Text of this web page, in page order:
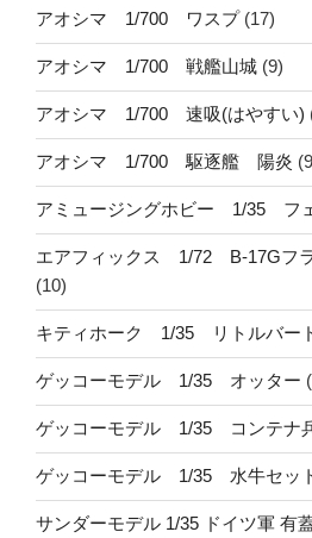
アオシマ 1/700 ワスプ(17)
アオシマ 1/700 戦艦山城 (9)
アオシマ 1/700 速吸(はやすい)
アオシマ 1/700 駆逐艦 陽炎
アミュージングホビー 1/35 フ
エアフィックス 1/72 B-17Gフ
(10)
キティホーク 1/35 リトルバー
ゲッコーモデル 1/35 オッター
ゲッコーモデル 1/35 コンテナ
ゲッコーモデル 1/35 水牛セッ
サンダーモデル 1/35 ドイツ軍 有